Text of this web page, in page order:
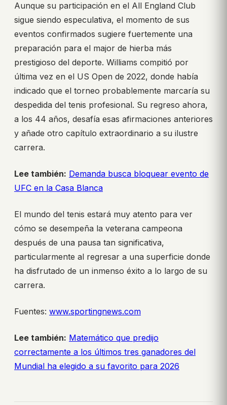
Aunque su participación en el All England Club
sigue siendo especulativa, el momento de sus
eventos confirmados sugiere fuertemente una
preparación para el major de hierba más
prestigioso del deporte. Williams compitió por
última vez en el US Open de 2022, donde había
indicado que el torneo probablemente marcaría su
despedida del tenis profesional. Su regreso ahora,
a los 44 años, desafía esas afirmaciones anteriores
y añade otro capítulo extraordinario a su ilustre
carrera.
Lee también: Demanda busca bloquear evento de
UFC en la Casa Blanca
El mundo del tenis estará muy atento para ver
cómo se desempeña la veterana campeona
después de una pausa tan significativa,
particularmente al regresar a una superficie donde
ha disfrutado de un inmenso éxito a lo largo de su
carrera.
Fuentes: www.sportingnews.com
Lee también: Matemático que predijo
correctamente a los últimos tres ganadores del
Mundial ha elegido a su favorito para 2026